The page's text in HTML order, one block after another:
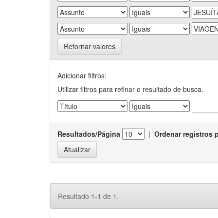
Retornar valores
Adicionar filtros:
Utilizar filtros para refinar o resultado de busca.
Resultados/Página | Ordenar registros
Resultado 1-1 de 1.